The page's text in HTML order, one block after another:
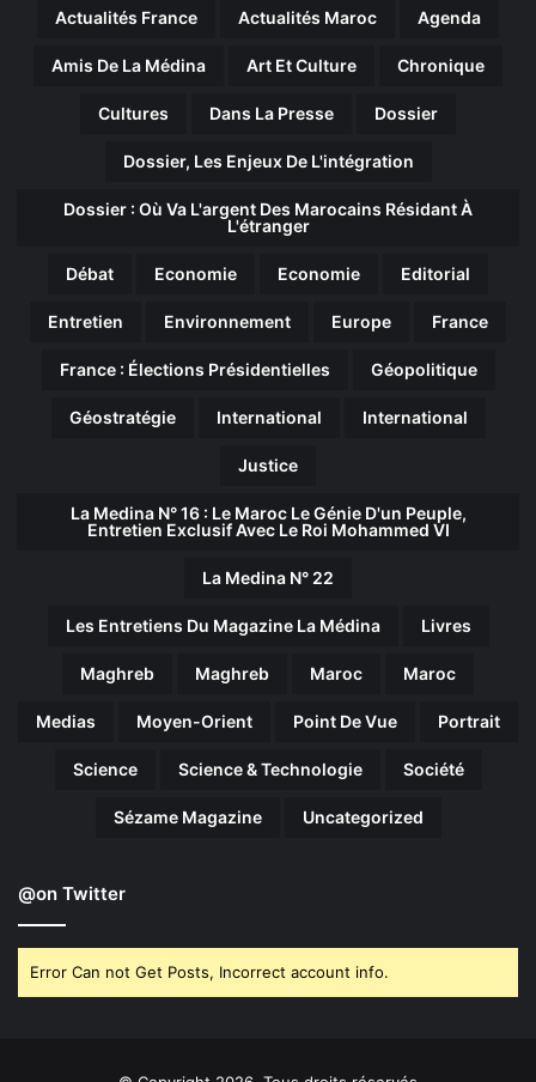
Actualités France Actualités Maroc Agenda
Amis De La Médina Art Et Culture Chronique
Cultures Dans La Presse Dossier
Dossier, Les Enjeux De L'intégration
Dossier : Où Va L'argent Des Marocains Résidant À
L'étranger
Débat Economie Economie Editorial
Entretien Environnement Europe France
France : Élections Présidentielles Géopolitique
Géostratégie International International
Justice
La Medina N° 16 : Le Maroc Le Génie D'un Peuple,
Entretien Exclusif Avec Le Roi Mohammed VI
La Medina N° 22
Les Entretiens Du Magazine La Médina Livres
Maghreb Maghreb Maroc Maroc
Medias Moyen-Orient Point De Vue Portrait
Science Science & Technologie Société
Sézame Magazine Uncategorized
@on Twitter
Error Can not Get Posts, Incorrect account info.